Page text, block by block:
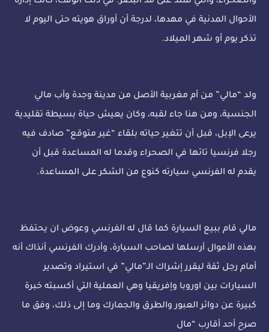
الأحوال المدنية في مهدها، لدرجة أن أوراق هويته حتى اليوم لا
تذكر يوم أو شهر الميلاد.
ولد “مالي” من أم مغربية الأصل من مدينة وجدة وأب مالي
الجنسية، ومن هنا جاء لقبه، وكان يعيش حياة بسيطة تقليدية
يرعى الإبل، قبل أن تتغير حياته بلقاء “غير متوقع” صادف فيه
رجلا فرنسيا تائها في الصحراء وقدما له المساعدة قبل أن
يقدم له الفرنسي سيارته كنوع من الشكر على المساعدة.
مالي قام ببيع السيارة كما قال له الفرنسي وعوض ان يحتفظ
بهذه الأموال أرسلها لصاحب السيارة، وأدرك الفرنسي آنذاك أنه
أمام رجل ثقة ليقرر إشراك الـ”مالي” في استيراد وتصدير
السيارات بين اوروبا وإفريقيا وهي العملية التي أكسبته خبرة
كبيرة عن دوائر العبور والطرق والجمارك وما إلى ذلك، وفق ما
صرح أحد أقارب “مال